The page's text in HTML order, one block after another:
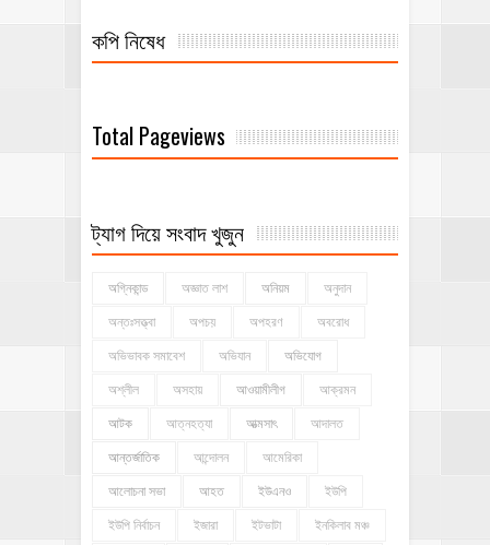
কপি নিষেধ
Total Pageviews
ট্যাগ দিয়ে সংবাদ খুজুন
অগ্নিকান্ড অজ্ঞাত লাশ অনিয়ম অনুদান
অন্তঃসত্ত্বা অপচয় অপহরণ অবরোধ
অভিভাবক সমাবেশ অভিযান অভিযোগ
অশ্লীল অসহায় আওয়ামীলীগ আক্রমন
আটক আত্নহত্যা আত্মসাৎ আদালত
আন্তর্জাতিক আন্দোলন আমেরিকা
আলোচনা সভা আহত ইউএনও ইউপি
ইউপি নির্বাচন ইজারা ইটভাটা ইনকিলাব মঞ্চ